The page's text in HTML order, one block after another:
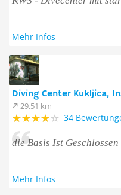
Mehr Infos
Diving Center Kukljica,
29.51 km
34
die Basis Ist Geschlossen
Mehr Infos